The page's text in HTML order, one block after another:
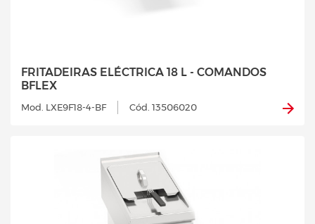
FRITADEIRAS ELÉCTRICA 18 L - COMANDOS
BFLEX
Mod. LXE9F18-4-BF Cód. 13506020